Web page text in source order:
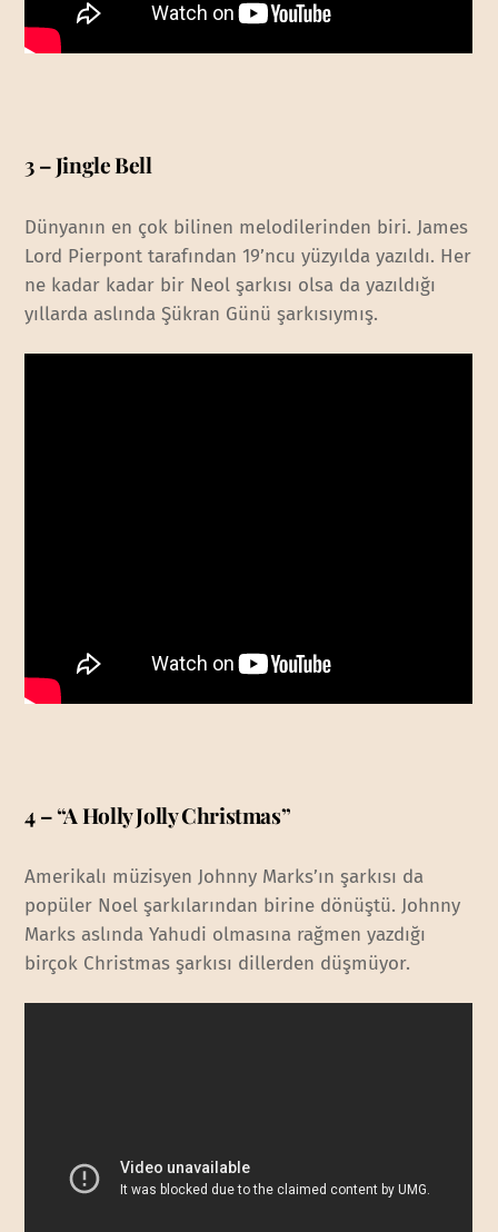
3 – Jingle Bell
Dünyanın en çok bilinen melodilerinden biri. James
Lord Pierpont tarafından 19’ncu yüzyılda yazıldı. Her
ne kadar kadar bir Neol şarkısı olsa da yazıldığı
yıllarda aslında Şükran Günü şarkısıymış.
4 – “A Holly Jolly Christmas”
Amerikalı müzisyen Johnny Marks’ın şarkısı da
popüler Noel şarkılarından birine dönüştü. Johnny
Marks aslında Yahudi olmasına rağmen yazdığı
birçok Christmas şarkısı dillerden düşmüyor.